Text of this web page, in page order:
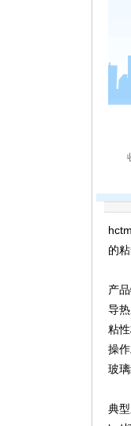
的
产
导
粘
操
玻
典